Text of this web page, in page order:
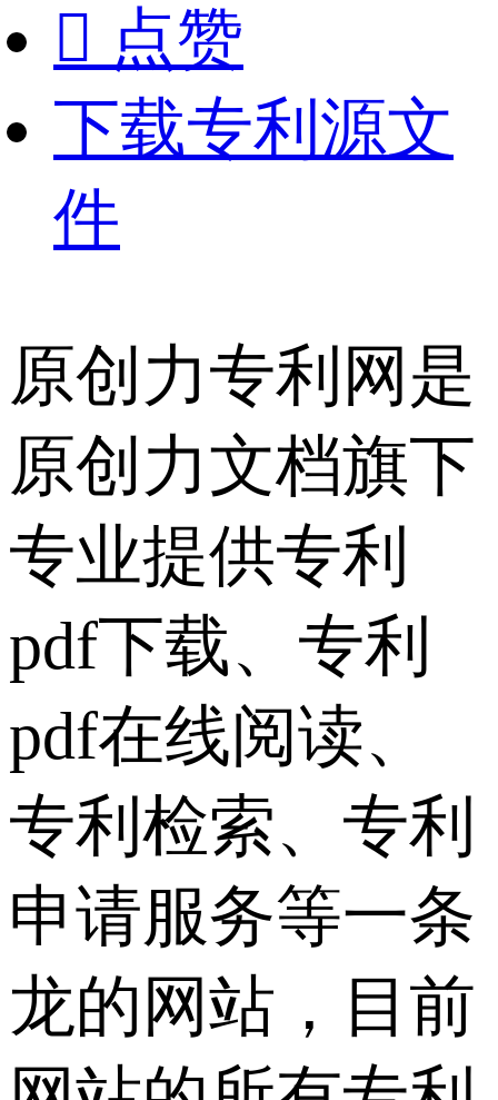
 点赞
下载专利源文
件
原创力专利网是
原创力文档旗下
专业提供专利
pdf下载、专利
pdf在线阅读、
专利检索、专利
申请服务等一条
龙的网站，目前